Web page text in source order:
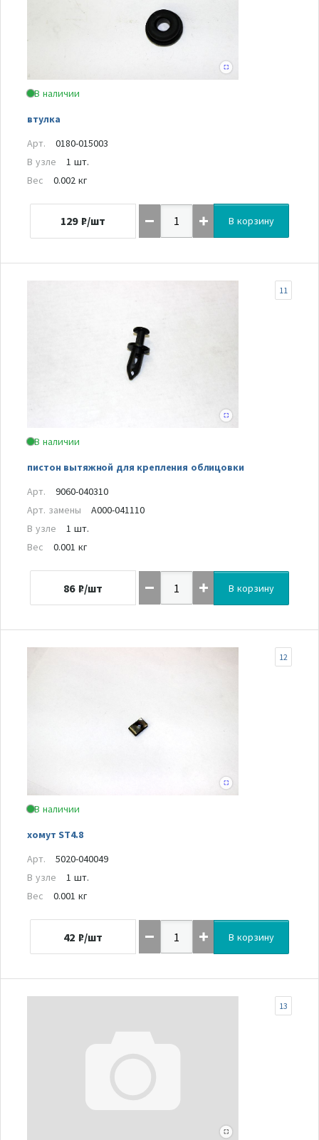
В наличии
втулка
Арт.
0180-015003
В узле
1 шт.
Вес
0.002 кг
129 ₽/шт В корзину
В наличии
пистон вытяжной для крепления облицовки
11
Арт.
9060-040310
Арт. замены
A000-041110
В узле
1 шт.
Вес
0.001 кг
86 ₽/шт В корзину
В наличии
хомут ST4.8
12
Арт.
5020-040049
В узле
1 шт.
Вес
0.001 кг
42 ₽/шт В корзину
13